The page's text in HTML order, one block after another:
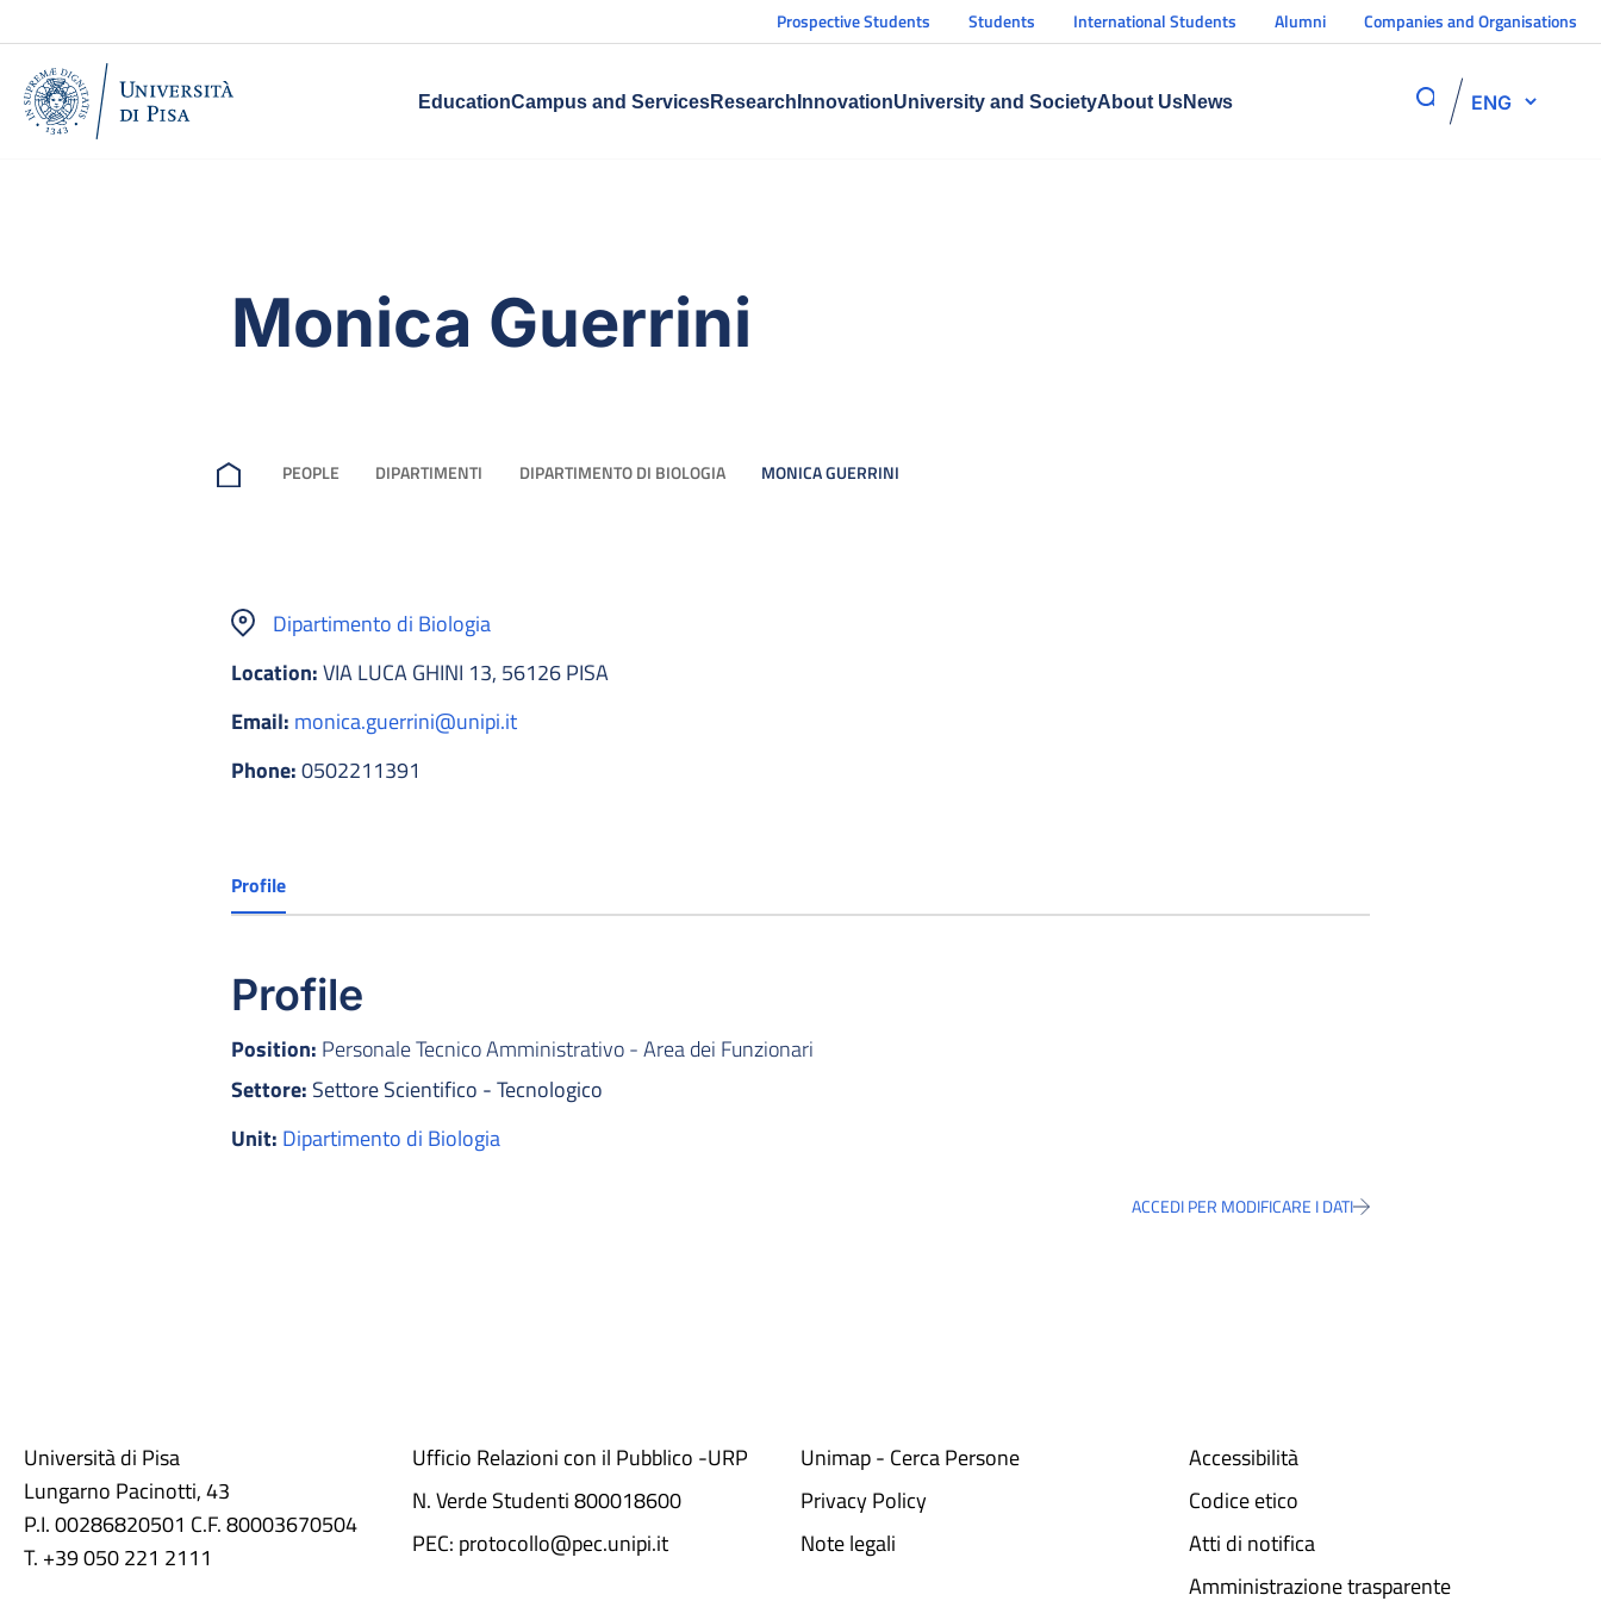
Prospective Students Students International Students Alumni Companies and Organisations
EducationCampus and ServicesResearch InnovationUniversity and SocietyAbout UsNews ENG
Monica Guerrini
PEOPLE DIPARTIMENTI DIPARTIMENTO DI BIOLOGIA MONICA GUERRINI
Dipartimento di Biologia
Location:VIA LUCA GHINI 13, 56126 PISA
Email: monica.guerrini@unipi.it
Phone:0502211391
Profile
Profile
Position: Personale Tecnico Amministrativo - Area dei Funzionari
Settore: Settore Scientifico - Tecnologico
Unit: Dipartimento di Biologia
ACCEDI PER MODIFICARE I DATI
Università di Pisa
Lungarno Pacinotti, 43
P.I. 00286820501 C.F. 80003670504
T. +39 050 221 2111
Ufficio Relazioni con il Pubblico -URP
N. Verde Studenti 800018600​
PEC: protocollo@pec.unipi.it
Unimap - Cerca Persone
Privacy Policy
Note legali
Accessibilità
Codice etico
Atti di notifica
Amministrazione trasparente